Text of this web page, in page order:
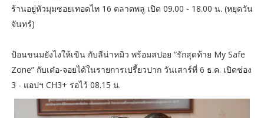
ร้านอยู่หัวมุมซอยเทอดไท 16 ตลาดพลู เปิด 09.00 - 18.00 น. (หยุดวัน
จันทร์)
ป้อนขนมยังไงให้เขิน กับลีน่าหมิว พร้อมสปอย “รักสุดท้าย My Safe
Zone” กับเต๋อ-จอยได้ในรายการเปรี้ยวปาก วันเสาร์ที่ 6 ธ.ค. เปิดช่อง
3 - แอปฯ CH3+ รอไว้ 08.15 น.